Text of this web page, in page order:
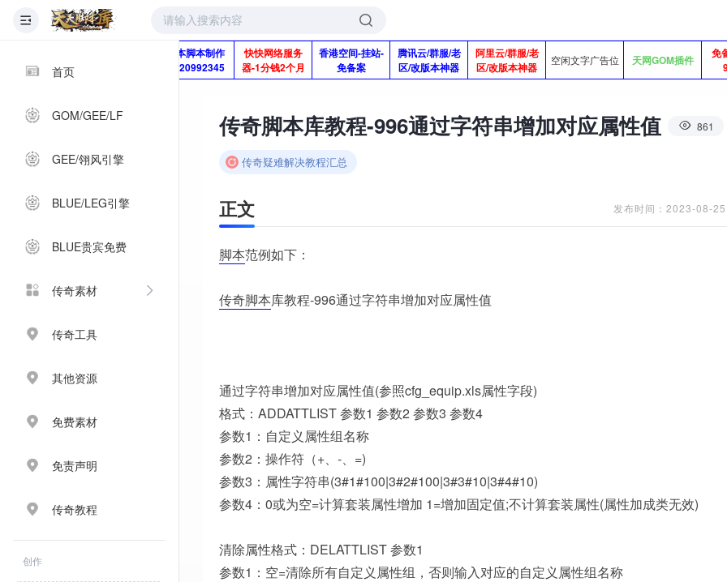
首页
GOM/GEE/LF
GEE/翎风引擎
BLUE/LEG引擎
BLUE贵宾免费
传奇素材
传奇工具
其他资源
免费素材
免责声明
传奇教程
创作
版本脚本制作
Q920992345
快快网络服务
器-1分钱2个月
香港空间-挂站-
免备案
腾讯云/群服/老
区/改版本神器
阿里云/群服/老
区/改版本神器
空闲文字广告位 天网GOM插件
免
传奇脚本库教程-996通过字符串增加对应属性值 861
传奇疑难解决教程汇总
正文 发布时间：2023-08-25
脚本范例如下：
传奇脚本库教程-996通过字符串增加对应属性值
通过字符串增加对应属性值(参照cfg_equip.xls属性字段)
格式：ADDATTLIST 参数1 参数2 参数3 参数4
参数1：自定义属性组名称
参数2：操作符（+、-、=)
参数3：属性字符串(3#1#100|3#2#100|3#3#10|3#4#10)
参数4：0或为空=计算套装属性增加 1=增加固定值;不计算套装属性(属性加成类无效)
清除属性格式：DELATTLIST 参数1
参数1：空=清除所有自定义属性组，否则输入对应的自定义属性组名称